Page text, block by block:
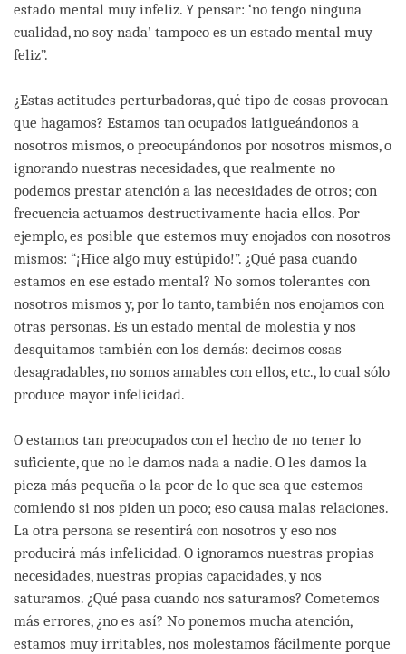
estado mental muy infeliz. Y pensar: ‘no tengo ninguna
cualidad, no soy nada’ tampoco es un estado mental muy
feliz”.
¿Estas actitudes perturbadoras, qué tipo de cosas provocan
que hagamos? Estamos tan ocupados latigueándonos a
nosotros mismos, o preocupándonos por nosotros mismos, o
ignorando nuestras necesidades, que realmente no
podemos prestar atención a las necesidades de otros; con
frecuencia actuamos destructivamente hacia ellos. Por
ejemplo, es posible que estemos muy enojados con nosotros
mismos: “¡Hice algo muy estúpido!”. ¿Qué pasa cuando
estamos en ese estado mental? No somos tolerantes con
nosotros mismos y, por lo tanto, también nos enojamos con
otras personas. Es un estado mental de molestia y nos
desquitamos también con los demás: decimos cosas
desagradables, no somos amables con ellos, etc., lo cual sólo
produce mayor infelicidad.
O estamos tan preocupados con el hecho de no tener lo
suficiente, que no le damos nada a nadie. O les damos la
pieza más pequeña o la peor de lo que sea que estemos
comiendo si nos piden un poco; eso causa malas relaciones.
La otra persona se resentirá con nosotros y eso nos
producirá más infelicidad. O ignoramos nuestras propias
necesidades, nuestras propias capacidades, y nos
saturamos. ¿Qué pasa cuando nos saturamos? Cometemos
más errores, ¿no es así? No ponemos mucha atención,
estamos muy irritables, nos molestamos fácilmente porque